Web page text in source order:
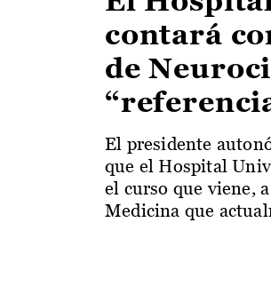
contará
de
El presidente
que el Hospital
el curso que viene,
Medicina que